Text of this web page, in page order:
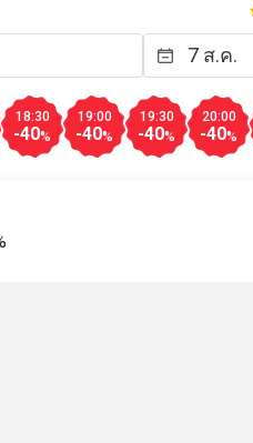
18:30
-40%
19:00
-40%
19:30
-40%
20:00
-40%